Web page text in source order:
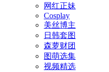
网红正妹
Cosplay
美丝博主
日韩套图
森萝财团
图萌选集
视频精选